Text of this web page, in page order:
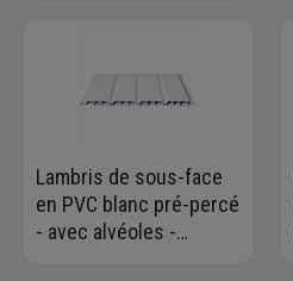
Lambris de sous-face
en PVC blanc pré-percé
- avec alvéoles -